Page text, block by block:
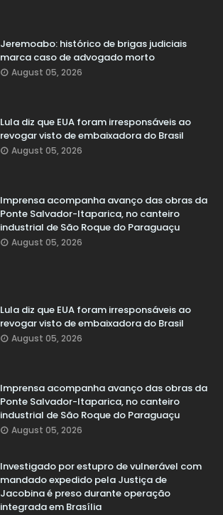
Jeremoabo: histórico de brigas judiciais
marca caso de advogado morto
August 05, 2026
Lula diz que EUA foram irresponsáveis ao
revogar visto de embaixadora do Brasil
August 05, 2026
Imprensa acompanha avanço das obras da
Ponte Salvador-Itaparica, no canteiro
industrial de São Roque do Paraguaçu
August 05, 2026
Lula diz que EUA foram irresponsáveis ao
revogar visto de embaixadora do Brasil
August 05, 2026
Imprensa acompanha avanço das obras da
Ponte Salvador-Itaparica, no canteiro
industrial de São Roque do Paraguaçu
August 05, 2026
Investigado por estupro de vulnerável com
mandado expedido pela Justiça de
Jacobina é preso durante operação
integrada em Brasília